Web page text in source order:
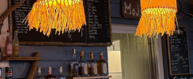
La signature lumineuse des
professionnels